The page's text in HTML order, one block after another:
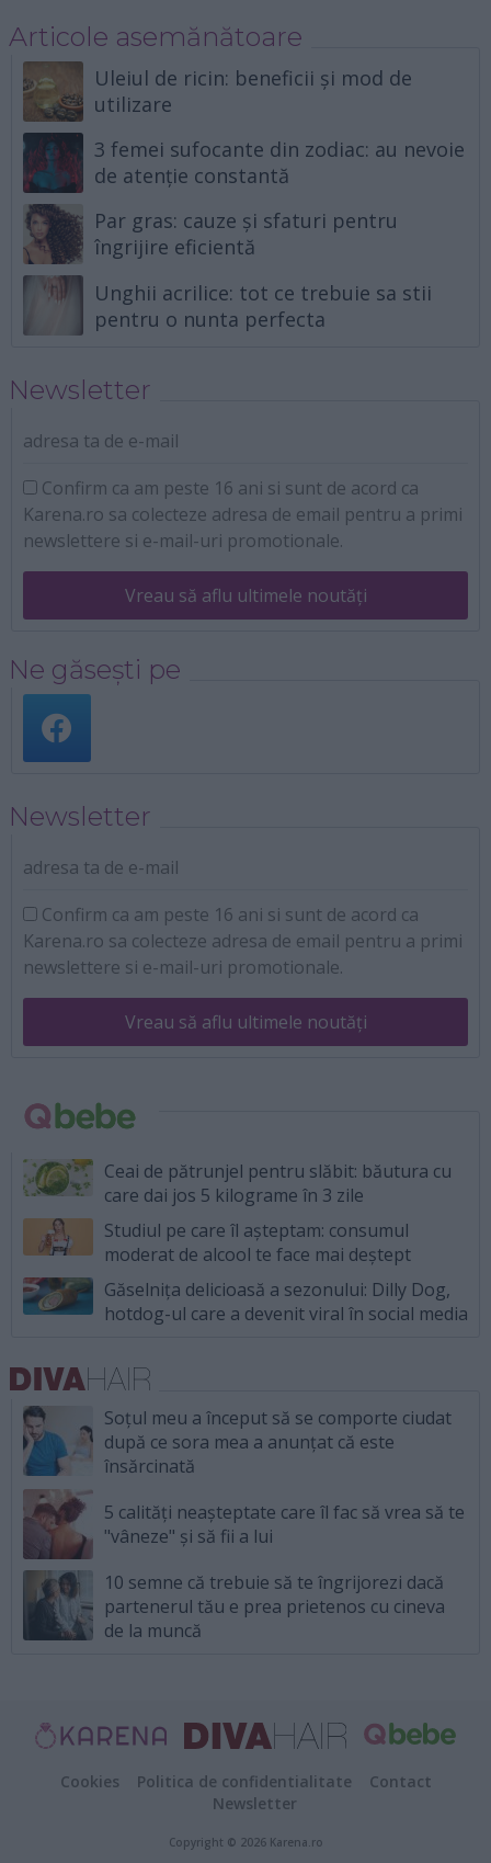
Articole asemănătoare
Uleiul de ricin: beneficii și mod de
utilizare
3 femei sufocante din zodiac: au nevoie
de atenție constantă
Par gras: cauze și sfaturi pentru
îngrijire eficientă
Unghii acrilice: tot ce trebuie sa stii
pentru o nunta perfecta
Newsletter
adresa ta de e-mail
Confirm ca am peste 16 ani si sunt de acord ca
Karena.ro sa colecteze adresa de email pentru a primi
newslettere si e-mail-uri promotionale.
Vreau să aflu ultimele noutăți
Ne găsești pe
Newsletter
adresa ta de e-mail
Confirm ca am peste 16 ani si sunt de acord ca
Karena.ro sa colecteze adresa de email pentru a primi
newslettere si e-mail-uri promotionale.
Vreau să aflu ultimele noutăți
Ceai de pătrunjel pentru slăbit: băutura cu
care dai jos 5 kilograme în 3 zile
Studiul pe care îl așteptam: consumul
moderat de alcool te face mai deștept
Găselnița delicioasă a sezonului: Dilly Dog,
hotdog-ul care a devenit viral în social media
Soțul meu a început să se comporte ciudat
după ce sora mea a anunțat că este
însărcinată
5 calități neașteptate care îl fac să vrea să te
"vâneze" și să fii a lui
10 semne că trebuie să te îngrijorezi dacă
partenerul tău e prea prietenos cu cineva
de la muncă
Cookies Politica de confidentialitate
Contact
Newsletter
Copyright © 2026 Karena.ro